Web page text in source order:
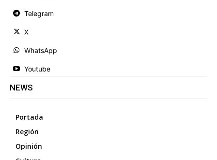
Telegram
X
WhatsApp
Youtube
NEWS
Portada
Región
Opinión